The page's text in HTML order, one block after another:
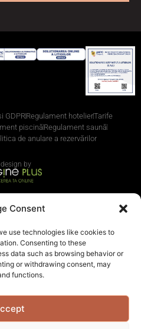
Consent
use technologies like cookies to
Consenting to these
data such as browsing behavior or
or withdrawing consent, may
functions.
GDPRRegulament hotelierTarife
piscină Regulament saună
de anulare a rezervărilor
by
de vacanță